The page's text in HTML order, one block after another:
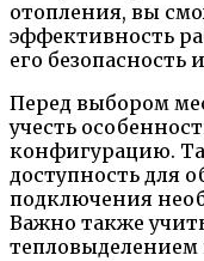
отопления, вы
эффективность
его безопасность
Перед выбором
учесть
конфигурацию.
доступность для
подключения
Важно также